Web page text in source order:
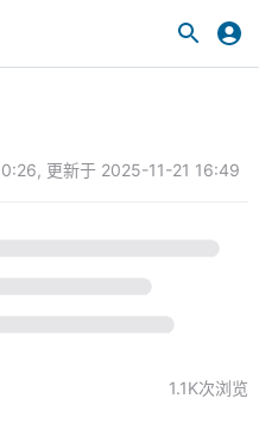
, 更新于 2025-11-21 16:49
1.1K次浏览